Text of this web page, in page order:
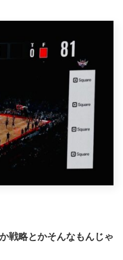
戦略とかそんなもんじゃ